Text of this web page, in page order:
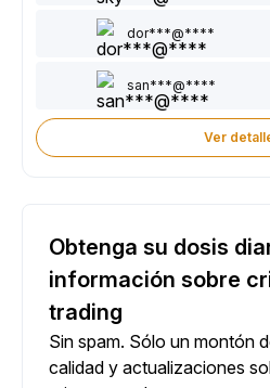
dor***@****
san***@****
Ver
Obtenga su dosis
información sobre
trading
Sin spam. Sólo un montón
calidad y actualizaciones